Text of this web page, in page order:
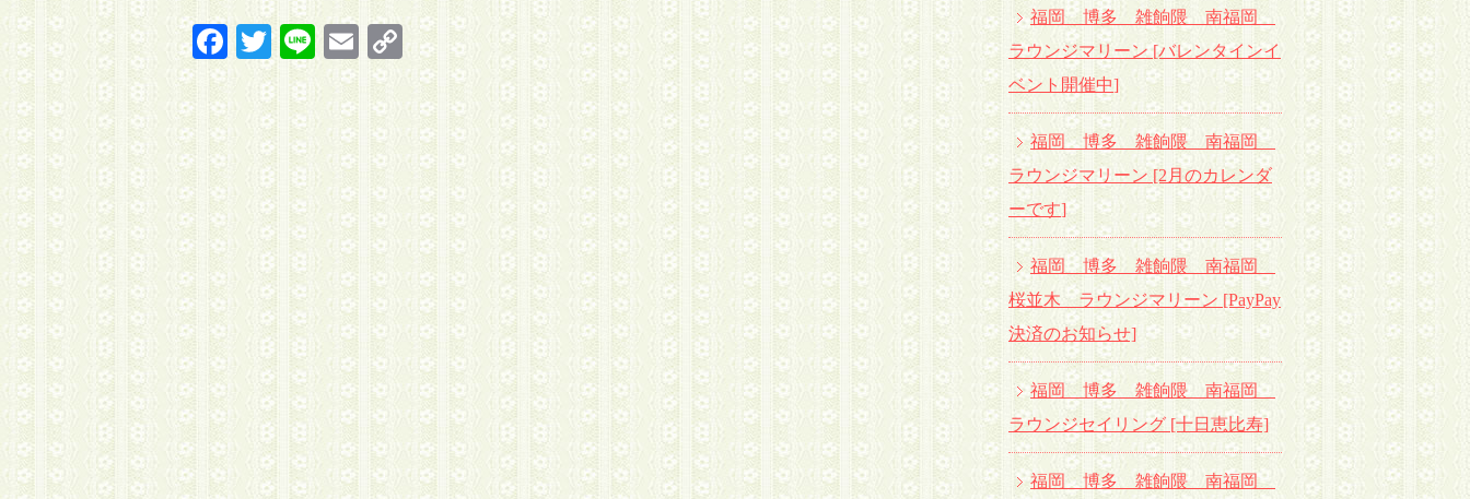
Facebook
TwitterLineEmailCopy
Link
福岡 博多 雑餉隈 南福岡
ラウンジマリーン [バレンタインイ
ベント開催中]
福岡 博多 雑餉隈 南福岡
ラウンジマリーン [2月のカレンダ
ーです]
福岡 博多 雑餉隈 南福岡
桜並木 ラウンジマリーン [PayPay
決済のお知らせ]
福岡 博多 雑餉隈 南福岡
ラウンジセイリング [十日恵比寿]
福岡 博多 雑餉隈 南福岡